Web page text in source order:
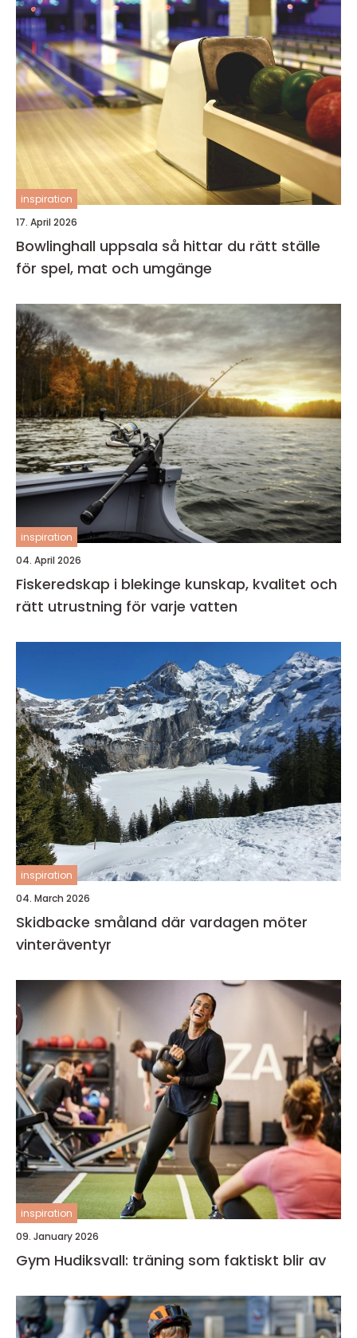
inspiration
17. April 2026
Bowlinghall uppsala så hittar du rätt ställe
för spel, mat och umgänge
inspiration
04. April 2026
Fiskeredskap i blekinge kunskap, kvalitet och
rätt utrustning för varje vatten
inspiration
04. March 2026
Skidbacke småland där vardagen möter
vinteräventyr
inspiration
09. January 2026
Gym Hudiksvall: träning som faktiskt blir av